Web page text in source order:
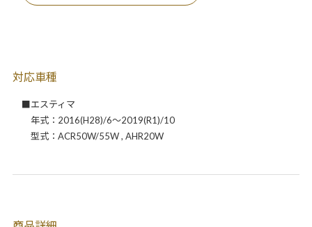
対応車種
■エスティマ
年式：2016(H28)/6～2019(R1)/10
型式：ACR50W/55W , AHR20W